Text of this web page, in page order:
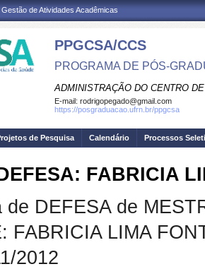
de Atividades Acadêmicas
PPGCSA/CCS
PROGRAMA DE PÓS-
ADMINISTRAÇÃO DO CENTRO
E-mail: rodrigopegado@gmail.com
https://posgraduacao.ufrn.br/ppgcsa
de Pesquisa Calendário Processos
FABRICIA
de DEFESA de
FABRICIA LIMA
2012